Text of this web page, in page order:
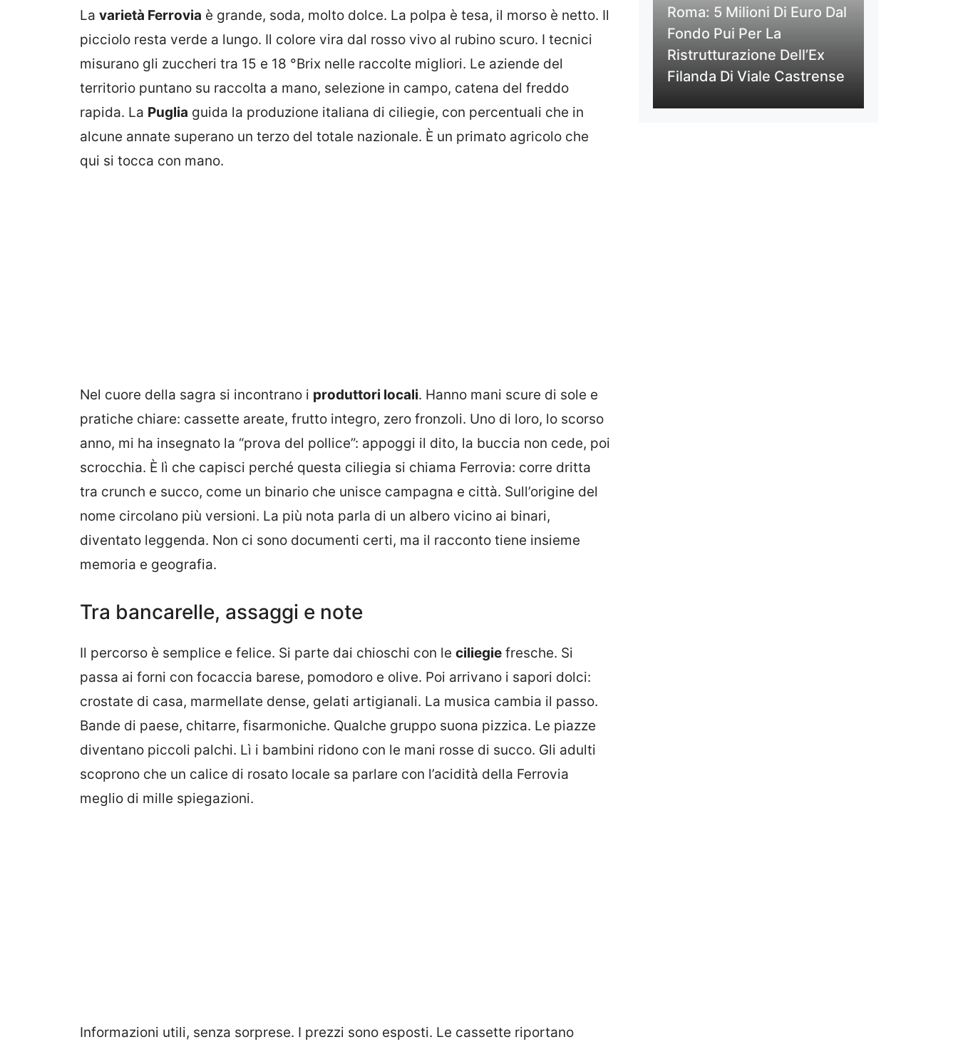
La varietà Ferrovia è grande, soda, molto dolce. La polpa è tesa, il morso è netto. Il
picciolo resta verde a lungo. Il colore vira dal rosso vivo al rubino scuro. I tecnici
misurano gli zuccheri tra 15 e 18 °Brix nelle raccolte migliori. Le aziende del
territorio puntano su raccolta a mano, selezione in campo, catena del freddo
rapida. La Puglia guida la produzione italiana di ciliegie, con percentuali che in
alcune annate superano un terzo del totale nazionale. È un primato agricolo che
qui si tocca con mano.
Nel cuore della sagra si incontrano i produttori locali. Hanno mani scure di sole e
pratiche chiare: cassette areate, frutto integro, zero fronzoli. Uno di loro, lo scorso
anno, mi ha insegnato la “prova del pollice”: appoggi il dito, la buccia non cede, poi
scrocchia. È lì che capisci perché questa ciliegia si chiama Ferrovia: corre dritta
tra crunch e succo, come un binario che unisce campagna e città. Sull’origine del
nome circolano più versioni. La più nota parla di un albero vicino ai binari,
diventato leggenda. Non ci sono documenti certi, ma il racconto tiene insieme
memoria e geografia.
Tra bancarelle, assaggi e note
Il percorso è semplice e felice. Si parte dai chioschi con le ciliegie fresche. Si
passa ai forni con focaccia barese, pomodoro e olive. Poi arrivano i sapori dolci:
crostate di casa, marmellate dense, gelati artigianali. La musica cambia il passo.
Bande di paese, chitarre, fisarmoniche. Qualche gruppo suona pizzica. Le piazze
diventano piccoli palchi. Lì i bambini ridono con le mani rosse di succo. Gli adulti
scoprono che un calice di rosato locale sa parlare con l’acidità della Ferrovia
meglio di mille spiegazioni.
Informazioni utili, senza sorprese. I prezzi sono esposti. Le cassette riportano
Roma: 5 Milioni Di Euro Dal
Fondo Pui Per La
Ristrutturazione Dell’Ex
Filanda Di Viale Castrense